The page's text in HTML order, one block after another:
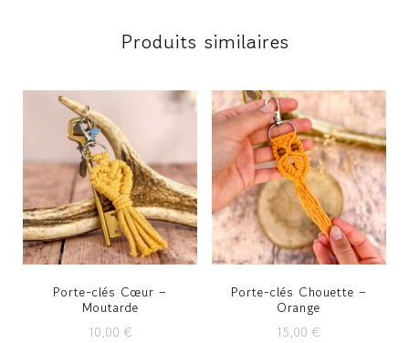
Produits similaires
Porte-clés Cœur –
Moutarde
10,00 €
Porte-clés Chouette –
Orange
15,00€